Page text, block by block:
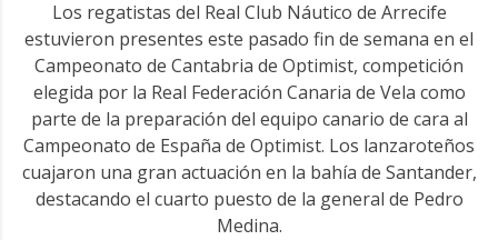
Los regatistas del Real Club Náutico de Arrecife
estuvieron presentes este pasado fin de semana en el
Campeonato de Cantabria de Optimist, competición
elegida por la Real Federación Canaria de Vela como
parte de la preparación del equipo canario de cara al
Campeonato de España de Optimist. Los lanzaroteños
cuajaron una gran actuación en la bahía de Santander,
destacando el cuarto puesto de la general de Pedro
Medina.